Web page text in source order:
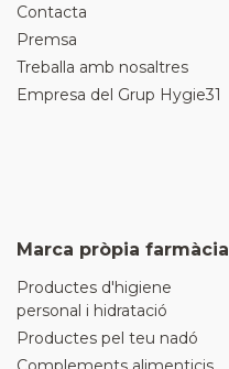
Contacta
Premsa
Treballa amb nosaltres
Empresa del Grup Hygie31
Marca pròpia farmàcia
Productes d'higiene
personal i hidratació
Productes pel teu nadó